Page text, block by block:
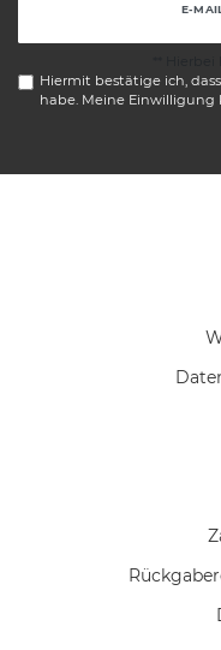
E-
Hiermit bestätige ich,
habe. Meine Einwilligung